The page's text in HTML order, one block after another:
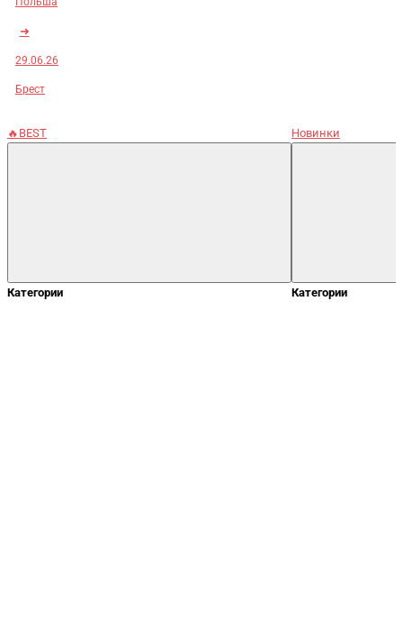
➜
29.06.26
Брест
🔥BEST
Категории
Новинки
Категории